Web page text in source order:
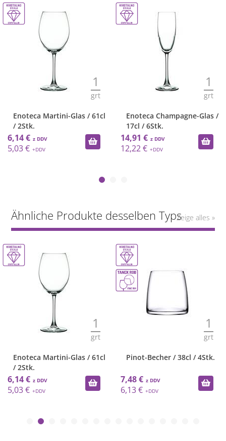
1
grt
Enoteca Martini-Glas / 61cl
/ 2Stk.
6,14 €
5,03 €
1
grt
Enoteca Champagne-Glas /
17cl / 6Stk.
14,91 €
12,22 €
Ähnliche Produkte desselben TypsZeige alles »
1
grt
Enoteca Martini-Glas / 61cl
/ 2Stk.
6,14 €
5,03 €
1
grt
Pinot-Becher / 38cl / 4Stk.
7,48 €
6,13 €